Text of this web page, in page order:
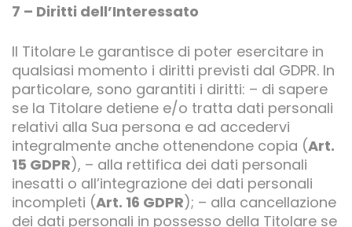
7 – Diritti dell’Interessato
Il Titolare Le garantisce di poter esercitare in
qualsiasi momento i diritti previsti dal GDPR. In
particolare, sono garantiti i diritti: – di sapere
se la Titolare detiene e/o tratta dati personali
relativi alla Sua persona e ad accedervi
integralmente anche ottenendone copia (Art.
15 GDPR), – alla rettifica dei dati personali
inesatti o all’integrazione dei dati personali
incompleti (Art. 16 GDPR); – alla cancellazione
dei dati personali in possesso della Titolare se